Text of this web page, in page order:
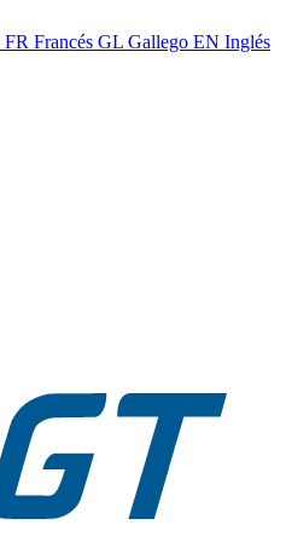
FR Francés GL Gallego EN Inglés